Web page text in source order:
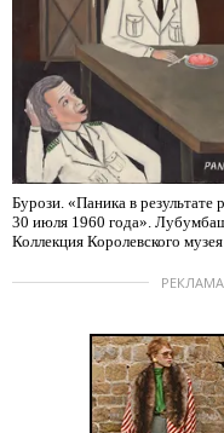
Бурози. «Паника в
30 июля 1960 года».
Коллекция Королевского